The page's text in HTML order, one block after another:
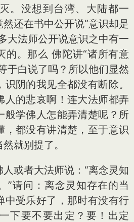
。没想到台湾、大陆都一
还在书中公开说“意识却是
大法师公开说意识之中有一
的。那么 佛陀讲“诸所有意
于白说了吗？所以他们显然
阴的我见全都没有断除。
人的悲哀啊！连大法师都弄
般学佛人怎能弄清楚呢？所
，都没有讲清楚，至于意识
就别提了。
或者大法师说：“离念灵知
”请问：离念灵知存在的当
中受乐好了，那时有没有行
下要不要出定？要！出定